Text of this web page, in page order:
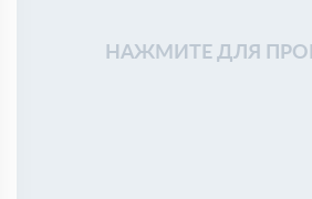
НАЖМИТЕ ДЛЯ